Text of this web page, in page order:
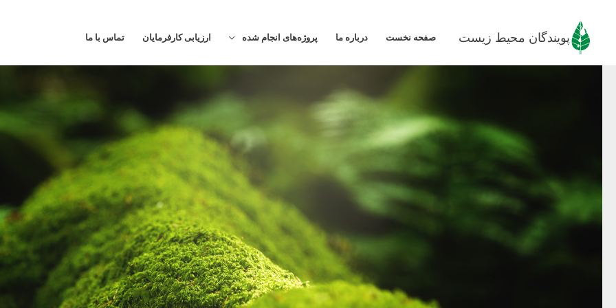
پویندگان محیط زیست صفحه نخست درباره ما پروژه‌های انجام شده ارزیابی کارفرمایان تماس با ما